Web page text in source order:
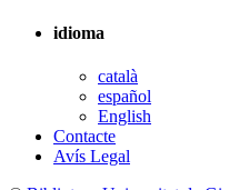
idioma
català
español
English
Contacte
Avís Legal